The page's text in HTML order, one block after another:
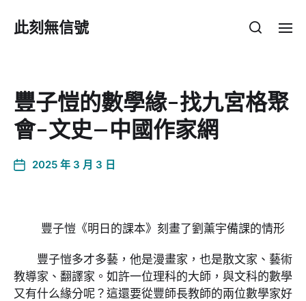
此刻無信號
豐子愷的數學緣-找九宮格聚
會-文史–中國作家網
2025 年 3 月 3 日
豐子愷《明日的課本》刻畫了劉薰宇備課的情形
豐子愷多才多藝，他是漫畫家，也是散文家、藝術
教導家、翻譯家。如許一位理科的大師，與文科的數學
又有什么緣分呢？這還要從豐師長教師的兩位數學家好